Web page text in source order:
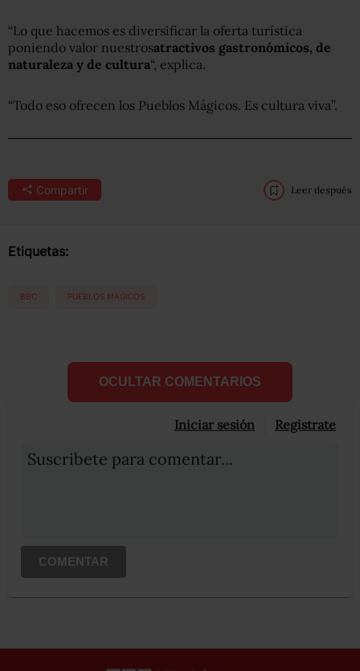
“Lo que hacemos es diversificar la oferta turística
poniendo valor nuestrosatractivos gastronómicos, de
naturaleza y de cultura“, explica.
“Todo eso ofrecen los Pueblos Mágicos. Es cultura viva”.
Compartir Leer después
Etiquetas:
BBC PUEBLOS MAGICOS
OCULTAR COMENTARIOS
Iniciar sesión Registrate
Suscribete para comentar...
COMENTAR